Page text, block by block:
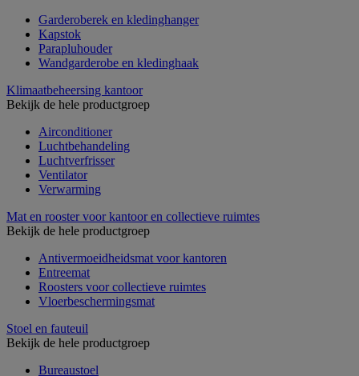
Garderoberek en kledinghanger
Kapstok
Parapluhouder
Wandgarderobe en kledinghaak
Klimaatbeheersing kantoor
Bekijk de hele productgroep
Airconditioner
Luchtbehandeling
Luchtverfrisser
Ventilator
Verwarming
Mat en rooster voor kantoor en collectieve ruimtes
Bekijk de hele productgroep
Antivermoeidheidsmat voor kantoren
Entreemat
Roosters voor collectieve ruimtes
Vloerbeschermingsmat
Stoel en fauteuil
Bekijk de hele productgroep
Bureaustoel